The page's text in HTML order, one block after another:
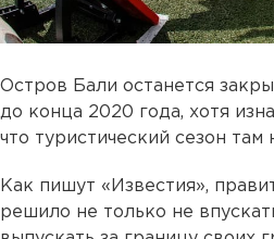
Остров Бали останется
до конца 2020 года, хотя
что туристический сезон там
Как пишут «Известия»,
решило не только не